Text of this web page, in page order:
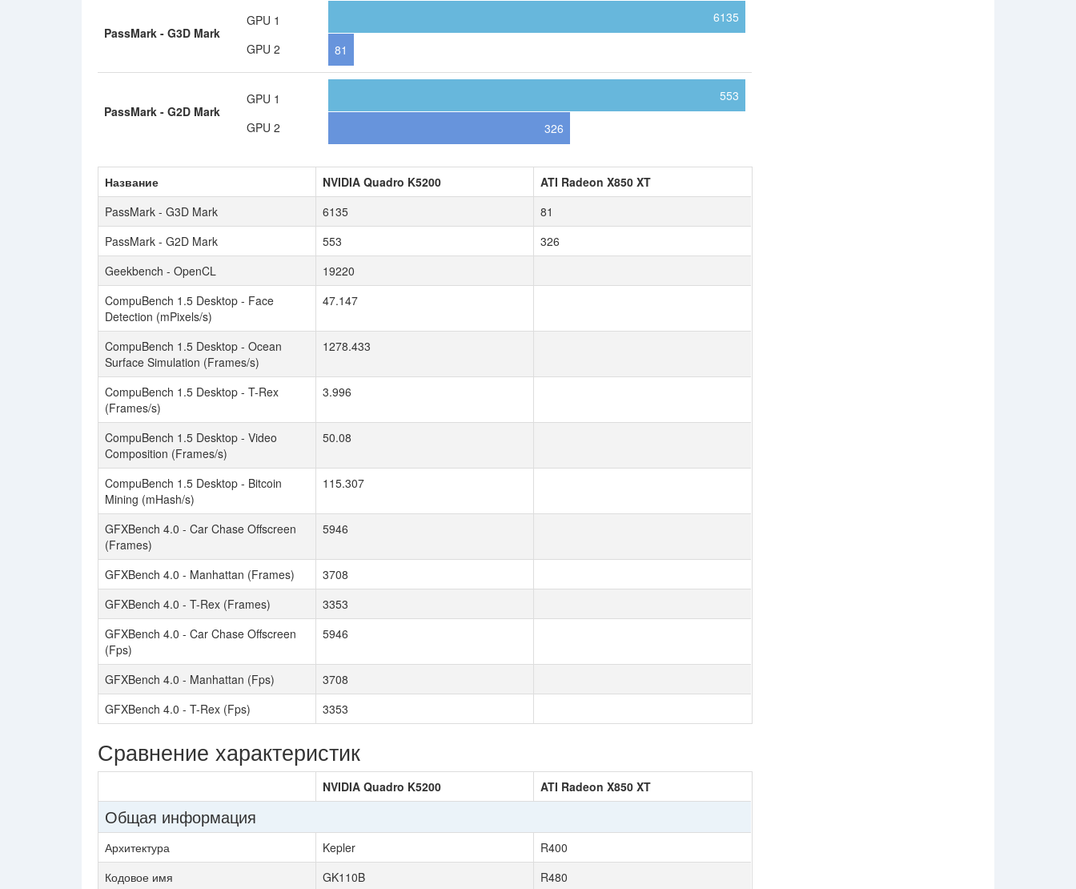
PassMark - G3D Mark
GPU 1
GPU 2
6135
81
PassMark - G2D Mark
GPU 1
GPU 2
553
326
Название NVIDIA Quadro K5200
ATI Radeon X850 XT
PassMark - G3D Mark
6135
81
PassMark - G2D Mark
553
326
Geekbench - OpenCL
19220
CompuBench 1.5 Desktop - Face
Detection (mPixels/s)
47.147
CompuBench 1.5 Desktop - Ocean
Surface Simulation (Frames/s)
1278.433
CompuBench 1.5 Desktop - T-Rex
(Frames/s)
3.996
CompuBench 1.5 Desktop - Video
Composition (Frames/s)
50.08
CompuBench 1.5 Desktop - Bitcoin
Mining (mHash/s)
115.307
GFXBench 4.0 - Car Chase Offscreen
(Frames)
5946
GFXBench 4.0 - Manhattan (Frames)
3708
GFXBench 4.0 - T-Rex (Frames)
3353
GFXBench 4.0 - Car Chase Offscreen
(Fps)
5946
GFXBench 4.0 - Manhattan (Fps)
3708
GFXBench 4.0 - T-Rex (Fps)
3353
Сравнение характеристик
NVIDIA Quadro K5200 ATI Radeon X850 XT
Общая информация
Архитектура Kepler
R400
Кодовое имя
GK110B
R480